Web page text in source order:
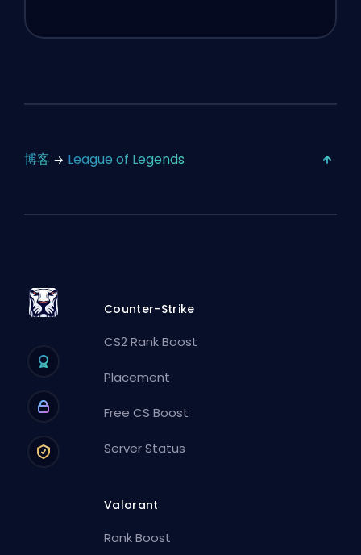
博客 League of Legends
Counter-Strike
CS2 Rank Boost
Placement
Free CS Boost
Server Status
Valorant
Rank Boost